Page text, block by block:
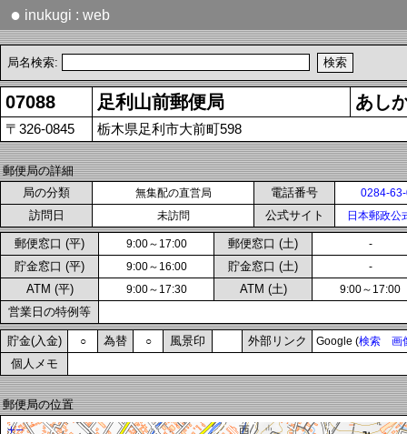
● inukugi : web
局名検索:
07088 足利山前郵便局 あし
〒326-0845 栃木県足利市大前町598
郵便局の詳細
局の分類
無集配の直営局 電話番号 0284-
訪問日 未訪問 公式サイト 日本郵政公
郵便窓口 (平) 9:00～17:00 郵便窓口 (土) -
貯金窓口 (平) 9:00～16:00 貯金窓口 (土) -
ATM (平) 9:00～17:30 ATM (土) 9:00～17:00
営業日の特例等
貯金(入金) ○ 為替 ○ 風景印 外部リンク Google (検索 画
個人メモ
郵便局の位置